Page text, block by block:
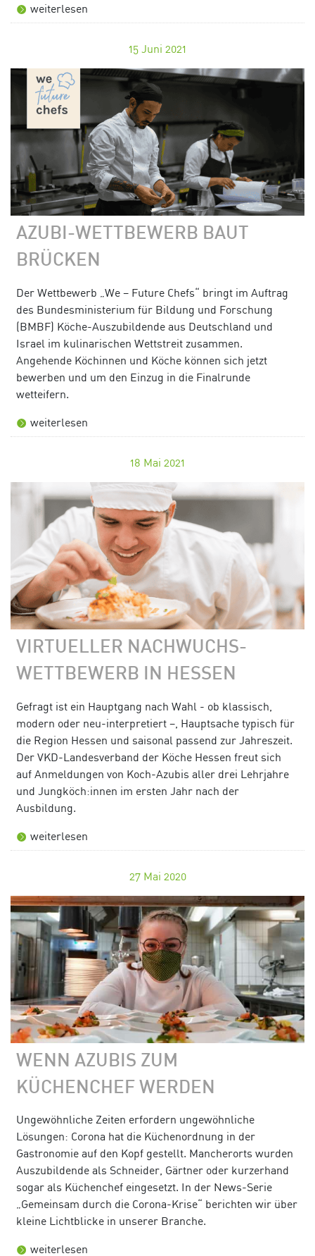
weiterlesen
15 Juni 2021
AZUBI-WETTBEWERB BAUT
BRÜCKEN
Der Wettbewerb „We – Future Chefs“ bringt im Auftrag
des Bundesministerium für Bildung und Forschung
(BMBF) Köche-Auszubildende aus Deutschland und
Israel im kulinarischen Wettstreit zusammen.
Angehende Köchinnen und Köche können sich jetzt
bewerben und um den Einzug in die Finalrunde
wetteifern.
weiterlesen
18 Mai 2021
VIRTUELLER NACHWUCHS-
WETTBEWERB IN HESSEN
Gefragt ist ein Hauptgang nach Wahl - ob klassisch,
modern oder neu-interpretiert –, Hauptsache typisch für
die Region Hessen und saisonal passend zur Jahreszeit.
Der VKD-Landesverband der Köche Hessen freut sich
auf Anmeldungen von Koch-Azubis aller drei Lehrjahre
und Jungköch:innen im ersten Jahr nach der
Ausbildung.
weiterlesen
27 Mai 2020
WENN AZUBIS ZUM
KÜCHENCHEF WERDEN
Ungewöhnliche Zeiten erfordern ungewöhnliche
Lösungen: Corona hat die Küchenordnung in der
Gastronomie auf den Kopf gestellt. Mancherorts wurden
Auszubildende als Schneider, Gärtner oder kurzerhand
sogar als Küchenchef eingesetzt. In der News-Serie
„Gemeinsam durch die Corona-Krise“ berichten wir über
kleine Lichtblicke in unserer Branche.
weiterlesen